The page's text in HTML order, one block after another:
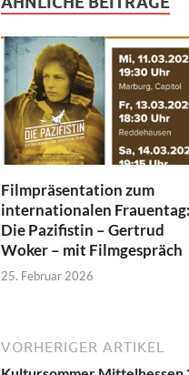
Filmpräsentation zum
internationalen Frauentag:
Die Pazifistin – Gertrud
Woker – mit Filmgespräch
25. Februar 2026
VORHERIGER ARTIKEL